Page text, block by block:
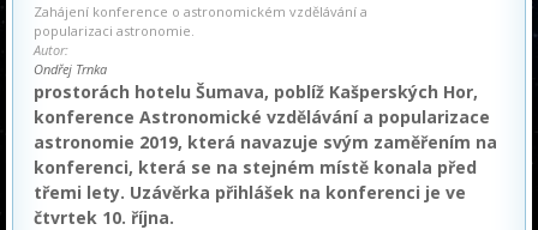
Zahájení konference o astronomickém vzdělávání a
popularizaci astronomie.
Autor:
Ondřej Trnka
prostorách hotelu Šumava, poblíž Kašperských Hor,
konference Astronomické vzdělávání a popularizace
astronomie 2019, která navazuje svým zaměřením na
konferenci, která se na stejném místě konala před
třemi lety. Uzávěrka přihlášek na konferenci je ve
čtvrtek 10. října.